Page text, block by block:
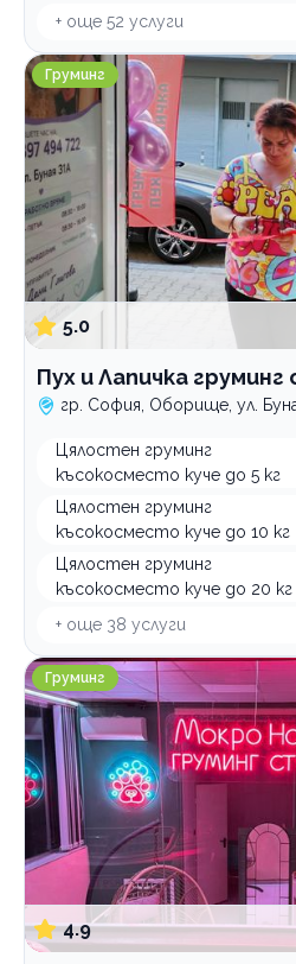
+ още 52 услуги
Пух и Лапичка груминг салон
Груминг
5.0
Пух и Лапичка груминг
гр. София, Оборище, ул.
Цялостен груминг
късокосместо куче до 5 кг
Цялостен груминг
късокосместо куче до 10 кг
Цялостен груминг
късокосместо куче до 20 кг
+ още 38 услуги
Груминг студио Мокро
Груминг
4.9